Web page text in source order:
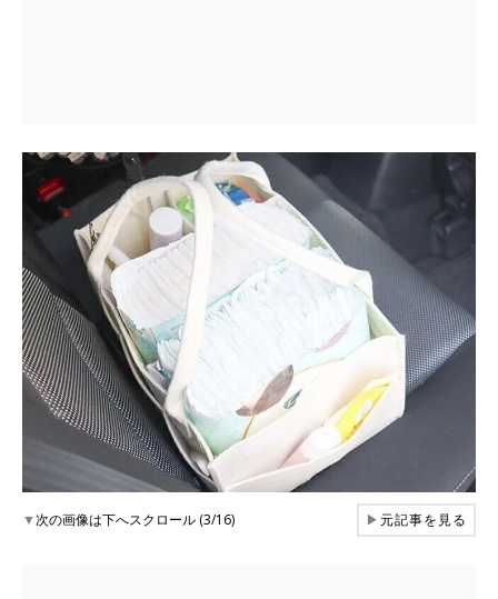
▼次の画像は下へスクロール (3/16) ▶元記事を見る